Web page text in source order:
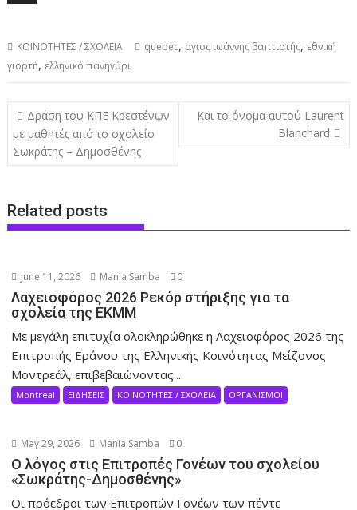
ΚΟΙΝΟΤΗΤΕΣ / ΣΧΟΛΕΙΑ quebec, αγιος ιωάννης βαπτιστής, εθνική
γιορτή, ελληνικό πανηγύρι
Post
navigation
Δράση του ΚΠΕ Κρεστένων
με μαθητές από το σχολείο
Σωκράτης – Δημοσθένης
Και το όνομα αυτού Laurent
Blanchard
Related posts
June 11, 2026 Mania Samba 0
Λαχειοφόρος 2026 Ρεκόρ στήριξης για τα
σχολεία της ΕΚΜΜ
Με μεγάλη επιτυχία ολοκληρώθηκε η Λαχειοφόρος 2026 της
Επιτροπής Εράνου της Ελληνικής Κοινότητας Μείζονος
Μοντρεάλ, επιβεβαιώνοντας...
Montreal ΕΙΔΗΣΕΙΣ ΚΟΙΝΟΤΗΤΕΣ / ΣΧΟΛΕΙΑ ΟΡΓΑΝΙΣΜΟΙ
May 29, 2026 Mania Samba 0
Ο λόγος στις Επιτροπές Γονέων του σχολείου
«Σωκράτης-Δημοσθένης»
Οι πρόεδροι των Επιτροπών Γονέων των πέντε